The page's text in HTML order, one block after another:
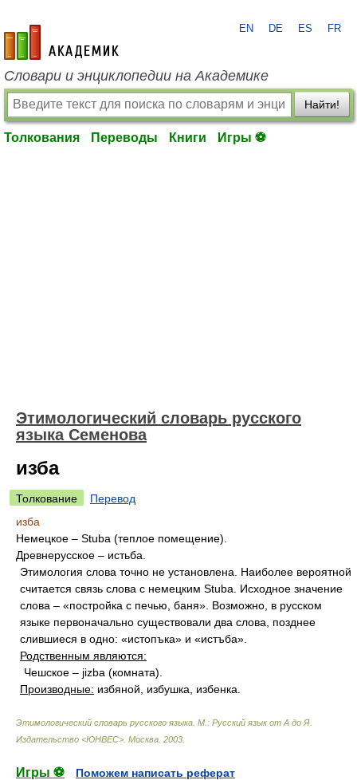
academic.ru
EN DE ES FR
Словари и энциклопедии на Академике
Найти!
Толкования Переводы Книги Игры ⚽
Этимологический словарь русского
языка Семенова
изба
Толкование
Перевод
изба
Немецкое – Stuba (теплое помещение).
Древнерусское – истьба.
Этимология слова точно не установлена. Наиболее вероятной
считается связь слова с немецким Stuba. Исходное значение
слова – «постройка с печью, баня». Возможно, в русском
языке первоначально существовали два слова, позднее
слившиеся в одно: «истопъка» и «истъба».
Родственным являются:
Чешское – jizba (комната).
Производные: избяной, избушка, избенка.
Этимологический словарь русского языка. М.: Русский язык от А до Я.
Издательство <ЮНВЕС> Москва 2003
Игры ⚽
Поможем написать реферат